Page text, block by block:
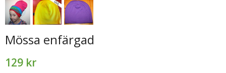
Mössa enfärgad
129 kr